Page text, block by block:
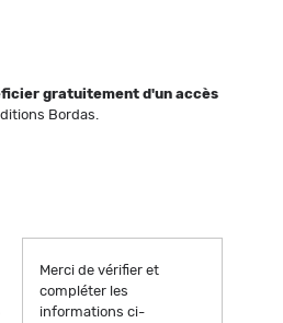
ou identifiant oublié
gratuitement d'un accès
Bordas.
Merci de vérifier et
compléter les
informations ci-